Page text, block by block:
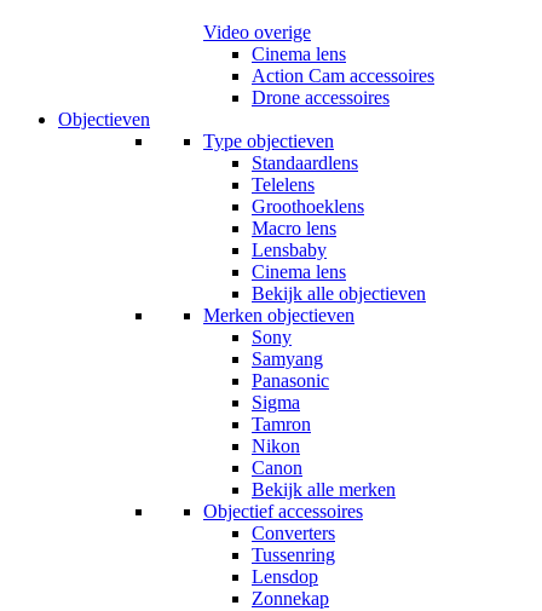
Video overige
Cinema lens
Action Cam accessoires
Drone accessoires
Objectieven
Type objectieven
Standaardlens
Telelens
Groothoeklens
Macro lens
Lensbaby
Cinema lens
Bekijk alle objectieven
Merken objectieven
Sony
Samyang
Panasonic
Sigma
Tamron
Nikon
Canon
Bekijk alle merken
Objectief accessoires
Converters
Tussenring
Lensdop
Zonnekap